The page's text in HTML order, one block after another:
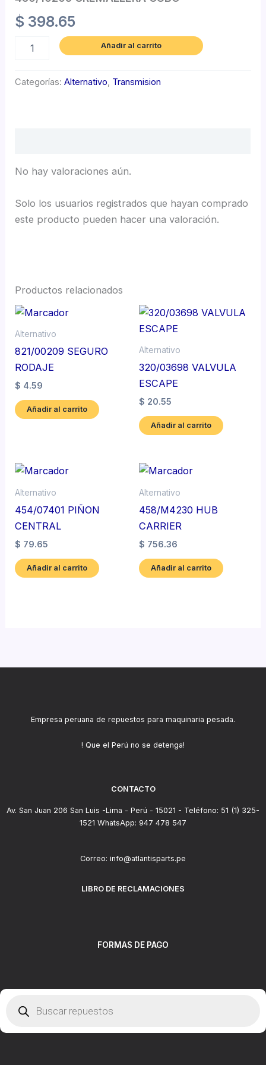
$ 398.65
Añadir al carrito
Categorías:Alternativo, Transmision
No hay valoraciones aún.
Solo los usuarios registrados que hayan comprado
este producto pueden hacer una valoración.
Productos relacionados
Alternativo
821/00209 SEGURO
RODAJE
$ 4.59
Añadir al carrito
Alternativo
320/03698 VALVULA
ESCAPE
$ 20.55
Añadir al carrito
Alternativo
454/07401 PIÑON
CENTRAL
$ 79.65
Añadir al carrito
Alternativo
458/M4230 HUB
CARRIER
$ 756.36
Añadir al carrito
Empresa peruana de repuestos para maquinaria pesada.
! Que el Perú no se detenga!
CONTACTO
Av. San Juan 206 San Luis -Lima - Perú - 15021 - Teléfono: 51 (1) 325-
1521 WhatsApp: 947 478 547
Correo: info@atlantisparts.pe
LIBRO DE RECLAMACIONES
FORMAS DE PAGO
productos